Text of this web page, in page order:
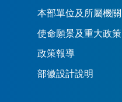
本部單位及所屬機關
使命願景及重大政策
政策報導
部徽設計說明